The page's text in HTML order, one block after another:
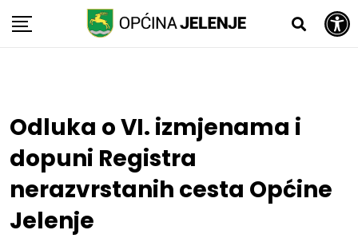
Open toolbar
Skip
Odluka o VI. izmjenama i
dopuni Registra
nerazvrstanih cesta Općine
Jelenje